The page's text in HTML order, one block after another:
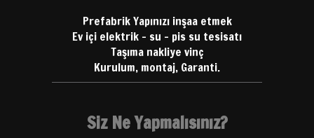
Prefabrik Yapınızı inşaa etmek
Ev içi elektrik - su - pis su tesisatı
Taşıma nakliye vinç
Kurulum, montaj, Garanti.
Siz Ne Yapmalısınız?